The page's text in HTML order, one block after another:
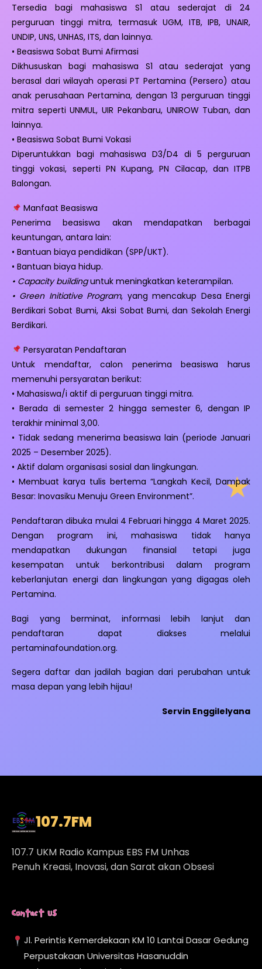
Tersedia bagi mahasiswa S1 atau sederajat di 24
perguruan tinggi mitra, termasuk UGM, ITB, IPB, UNAIR,
UNDIP, UNS, UNHAS, ITS, dan lainnya.
• Beasiswa Sobat Bumi Afirmasi
Dikhususkan bagi mahasiswa S1 atau sederajat yang
berasal dari wilayah operasi PT Pertamina (Persero) atau
anak perusahaan Pertamina, dengan 13 perguruan tinggi
mitra seperti UNMUL, UIR Pekanbaru, UNIROW Tuban, dan
lainnya.
• Beasiswa Sobat Bumi Vokasi
Diperuntukkan bagi mahasiswa D3/D4 di 5 perguruan
tinggi vokasi, seperti PN Kupang, PN Cilacap, dan ITPB
Balongan.
Manfaat Beasiswa
Penerima beasiswa akan mendapatkan berbagai
keuntungan, antara lain:
• Bantuan biaya pendidikan (SPP/UKT).
• Bantuan biaya hidup.
• Capacity buildinguntuk meningkatkan keterampilan.
• Green Initiative Program, yang mencakup Desa Energi
Berdikari Sobat Bumi, Aksi Sobat Bumi, dan Sekolah Energi
Berdikari.
Persyaratan Pendaftaran
Untuk mendaftar, calon penerima beasiswa harus
memenuhi persyaratan berikut:
• Mahasiswa/i aktif di perguruan tinggi mitra.
• Berada di semester 2 hingga semester 6, dengan IP
terakhir minimal 3,00.
• Tidak sedang menerima beasiswa lain (periode Januari
2025 – Desember 2025).
• Aktif dalam organisasi sosial dan lingkungan.
• Membuat karya tulis bertema “Langkah Kecil, Dampak
Besar: Inovasiku Menuju Green Environment”.
Pendaftaran dibuka mulai 4 Februari hingga 4 Maret 2025.
Dengan program ini, mahasiswa tidak hanya
mendapatkan dukungan finansial tetapi juga
kesempatan untuk berkontribusi dalam program
keberlanjutan energi dan lingkungan yang digagas oleh
Pertamina.
Bagi yang berminat, informasi lebih lanjut dan
pendaftaran dapat diakses melalui
pertaminafoundation.org.
Segera daftar dan jadilah bagian dari perubahan untuk
masa depan yang lebih hijau!
Servin Enggilelyana
107.7FM
107.7 UKM Radio Kampus EBS FM Unhas
Penuh Kreasi, Inovasi, dan Sarat akan Obsesi
Contact Us
Jl. Perintis Kemerdekaan KM 10 Lantai Dasar Gedung
Perpustakaan Universitas Hasanuddin